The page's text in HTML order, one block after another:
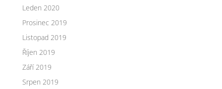
Leden 2020
Prosinec 2019
Listopad 2019
Říjen 2019
Září 2019
Srpen 2019